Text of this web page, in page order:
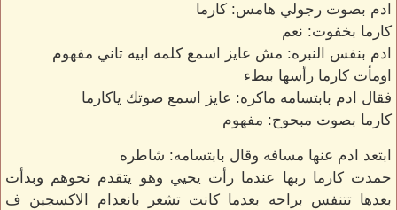
ادم بصوت رجولي هامس: كارما
كارما بخفوت: نعم
ادم بنفس النبره: مش عايز اسمع كلمه ابيه تاني مفهوم
اومأت كارما رأسها ببطء
فقال ادم بابتسامه ماكره: عايز اسمع صوتك ياكارما
كارما بصوت مبحوح: مفهوم
ابتعد ادم عنها مسافه وقال بابتسامه: شاطره
حمدت كارما ربها عندما رأت يحيي وهو يتقدم نحوهم وبدأت
بعدها تتنفس براحه بعدما كانت تشعر بانعدام الاكسجين ف